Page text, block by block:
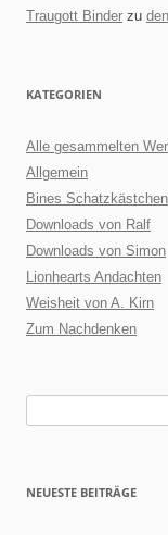
Traugott Binder zu
KATEGORIEN
Alle gesammelten
Allgemein
Bines Schatzkästchen
Downloads von Ralf
Downloads von Simon
Lionhearts Andachten
Weisheit von A. Kirn
Zum Nachdenken
NEUESTE BEITRÄGE